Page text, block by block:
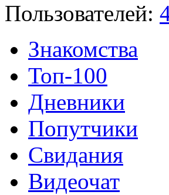
Пользователей:
Знакомства
Топ-100
Дневники
Попутчики
Свидания
Видеочат